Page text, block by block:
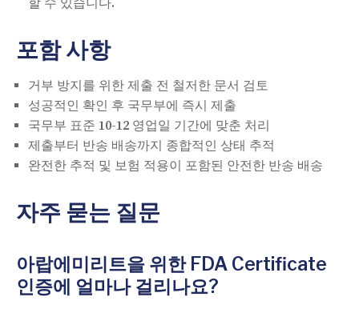
포함 사항
거부 방지를 위한 제출 전 철저한 문서 검토
성공적인 확인 후 국무부에 즉시 제출
국무부 표준 10-12 영업일 기간에 맞춘 처리
제출부터 반송 배송까지 종합적인 상태 추적
완전한 추적 및 보험 적용이 포함된 안전한 반송 배송
자주 묻는 질문
아랍에미리트을 위한 FDA Certificate
인증에 얼마나 걸리나요?